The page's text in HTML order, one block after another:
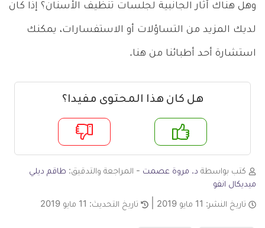
وهل هناك آثار الجانبية لجلسات تنظيف الأسنان؟ إذا كان
لديك المزيد من التساؤلات أو الاستفسارات، يمكنك
استشارة أحد أطبائنا من هنا.
هل كان هذا المحتوى مفيدا؟
لا
كتب بواسطة د. مروة عصمت - المراجعة والتدقيق: طاقم ديلي
ميديكال انفو
تاريخ النشر: 11 مايو 2019 تاريخ التحديث: 11 مايو 2019